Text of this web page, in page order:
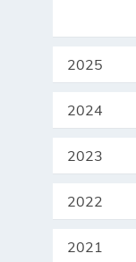
2025
2024
2023
2022
2021